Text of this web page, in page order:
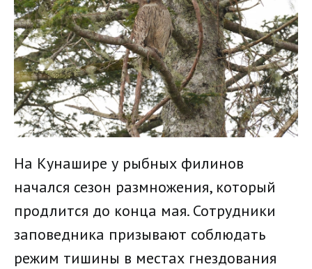
На Кунашире у рыбных филинов
начался сезон размножения, который
продлится до конца мая. Сотрудники
заповедника призывают соблюдать
режим тишины в местах гнездования